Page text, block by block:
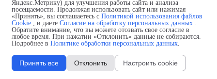
TRAKTOR 4SP EN 856
TRAKTOR 4SH EN 856
РВД Net Flex ▼
Обзор рукавов высокого давления NetFlex
РВД Parker▼
Рукава низкого давления Push-Lok
▼
Parker 801Plus Push-Lok Plus
Яндекс.Метрику) для улучшения работы сайта и анализа
посещаемости. Продолжая использовать сайт или нажимая
«Принять», вы соглашаетесь с Политикой использования файлов
Cookie , и даете Согласие на обработку персональных данных .
Обратите внимание, что вы можете отозвать свое согласие в
любое время. При нажатии «Отклонить» данные не собираются.
Подробнее в Политике обработки персональных данных.
Принять все Отклонить Настроить cookie